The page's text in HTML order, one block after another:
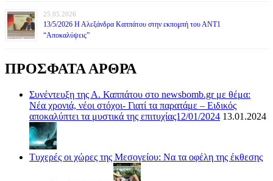
25.05.2026
13/5/2026 Η Αλεξάνδρα Καππάτου στην εκπομπή του ΑΝΤ1
“Αποκαλύψεις”
ΠΡΟΣΦΑΤΑ ΑΡΘΡΑ
Συνέντευξη της Α. Καππάτου στο newsbomb.gr με θέμα:
Νέα χρονιά, νέοι στόχοι- Γιατί τα παρατάμε – Ειδικός
αποκαλύπτει τα μυστικά της επιτυχίας12/01/2024 13.01.2024
Τυχερές οι χώρες της Μεσογείου: Να τα οφέλη της έκθεσης